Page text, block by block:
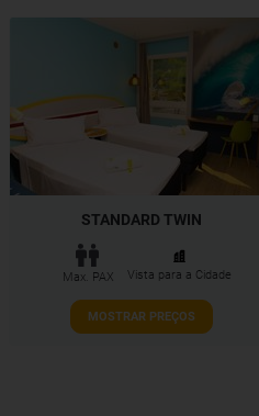
STANDARD TWIN
Max. PAX Vista para a Cidade
MOSTRAR PREÇOS